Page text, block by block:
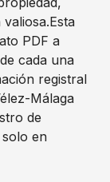
PDF a
cada una
registral
Málaga
de
en